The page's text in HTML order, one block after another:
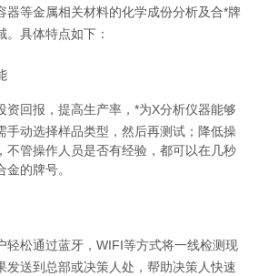
器等金属相关材料的化学成份分析及合*牌
具体特点如下：
回报，提高生产率， *为X分析仪器能够
手动选择样品类型，然后再测试；降低操
不管操作人员是否有经验，都可以在几秒
的牌号。
松通过蓝牙， WIFI等方式将一线检测现
发送到总部或决策人处，帮助决策人快速